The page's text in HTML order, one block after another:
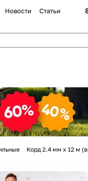
Новости Статьи
Корд 2.4 мм х 12 м